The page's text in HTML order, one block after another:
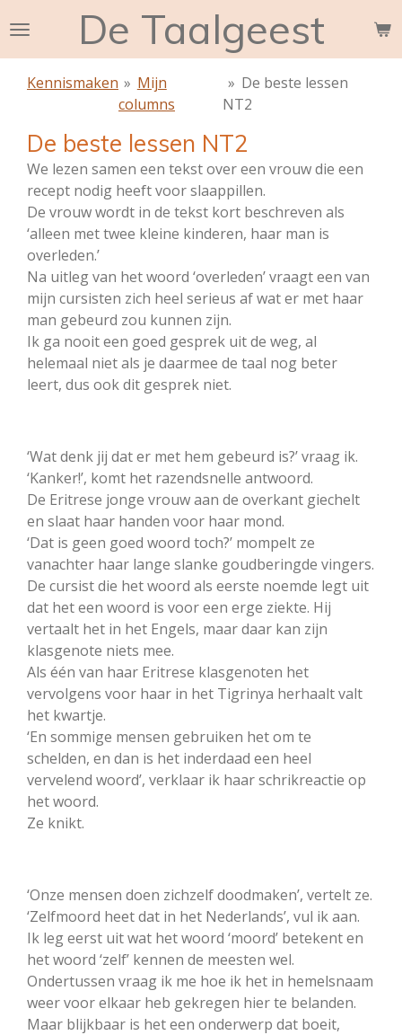
direct
naar
De Taalgeest
Kennismaken » Mijn
columns
» De beste lessen
NT2
De beste lessen NT2
We lezen samen een tekst over een vrouw die een
recept nodig heeft voor slaappillen.
De vrouw wordt in de tekst kort beschreven als
‘alleen met twee kleine kinderen, haar man is
overleden.’
Na uitleg van het woord ‘overleden’ vraagt een van
mijn cursisten zich heel serieus af wat er met haar
man gebeurd zou kunnen zijn.
Ik ga nooit een goed gesprek uit de weg, al
helemaal niet als je daarmee de taal nog beter
leert, dus ook dit gesprek niet.
‘Wat denk jij dat er met hem gebeurd is?’ vraag ik.
‘Kanker!’, komt het razendsnelle antwoord.
De Eritrese jonge vrouw aan de overkant giechelt
en slaat haar handen voor haar mond.
‘Dat is geen goed woord toch?’ mompelt ze
vanachter haar lange slanke goudberingde vingers.
De cursist die het woord als eerste noemde legt uit
dat het een woord is voor een erge ziekte. Hij
vertaalt het in het Engels, maar daar kan zijn
klasgenote niets mee.
Als één van haar Eritrese klasgenoten het
vervolgens voor haar in het Tigrinya herhaalt valt
het kwartje.
‘En sommige mensen gebruiken het om te
schelden, en dan is het inderdaad een heel
vervelend woord’, verklaar ik haar schrikreactie op
het woord.
Ze knikt.
‘Onze mensen doen zichzelf doodmaken’, vertelt ze.
‘Zelfmoord heet dat in het Nederlands’, vul ik aan.
Ik leg eerst uit wat het woord ‘moord’ betekent en
het woord ‘zelf’ kennen de meesten wel.
Ondertussen vraag ik me hoe ik het in hemelsnaam
weer voor elkaar heb gekregen hier te belanden.
Maar blijkbaar is het een onderwerp dat boeit,